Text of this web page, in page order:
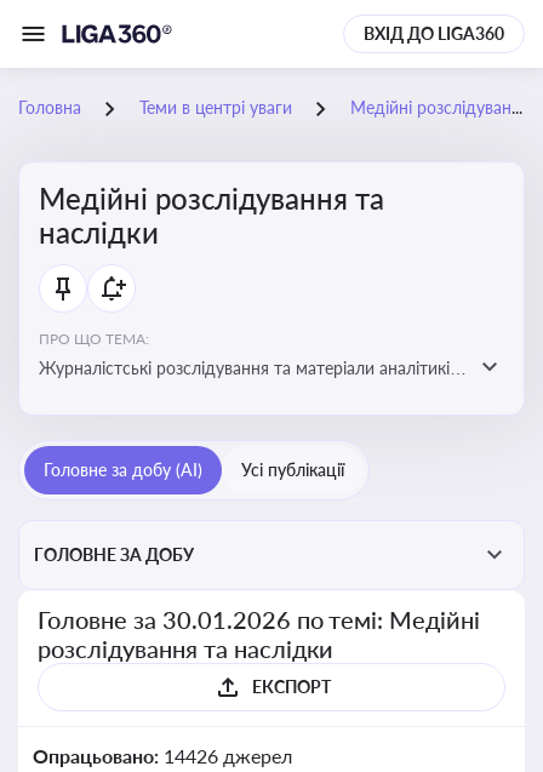
ВХІД ДО LIGA360
Головна Теми в центрі уваги Медійні розслідування та наслідки
Медійні розслідування та
наслідки
ПРО ЩО ТЕМА:
Журналістські розслідування та матеріали аналітиків
компаній, посадових осіб і пов’язаних осіб
Головне за добу (AI) Усі публікації
ГОЛОВНЕ ЗА ДОБУ
Головне за 30.01.2026 по темі: Медійні
розслідування та наслідки
ЕКСПОРТ
Опрацьовано: 14426 джерел